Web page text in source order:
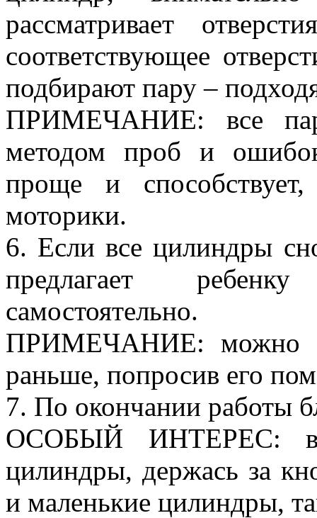
рассматривает
соответствующее
подбирают пару –
ПРИМЕЧАНИЕ: все
методом проб и
проще и
моторики.
6. Если все цилиндры
предлагает
самостоятельно.
ПРИМЕЧАНИЕ: можно
раньше, попросив его
7. По окончании работы
ОСОБЫЙ ИНТЕРЕС:
цилиндры, держась за
и маленькие цилиндры,